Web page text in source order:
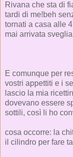
Rivana che sta di
tardi di me!beh
tornati a casa alle
mai arrivata
E comunque per
vostri appettiti e i
lascio la mia
dovevano essere
sottili, così li ho
cosa occorre: la
il cilindro per fare